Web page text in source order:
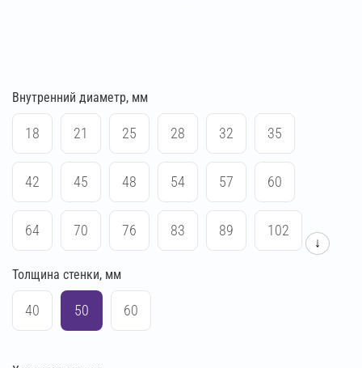
Внутренний диаметр, мм
18 21 25 28 32 35
42 45 48 54 57 60
64 70 76 83 89 102
108 114
194 219 273
↓
Толщина стенки, мм
40 50 60